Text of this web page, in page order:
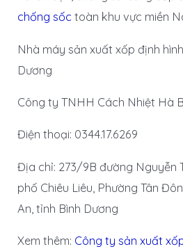
chống sốc toàn khu vực miền
Nhà máy sản xuất xốp định
Dương
Công ty TNHH Cách Nhiệt Hà
Điện thoại: 0344.17.6269
Địa chỉ: 273/9B đường Nguyễn
phố Chiêu Liêu, Phường Tân
An, tỉnh Bình Dương
Xem thêm: Công ty sản xuất